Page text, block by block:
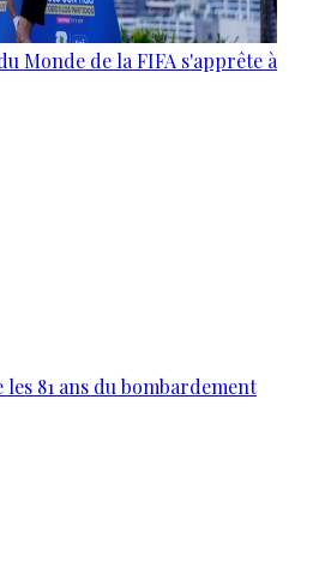
Monde de la FIFA s'apprête à
81 ans du bombardement